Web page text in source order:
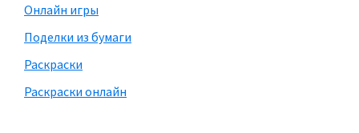
Онлайн игры
Поделки из бумаги
Раскраски
Раскраски онлайн